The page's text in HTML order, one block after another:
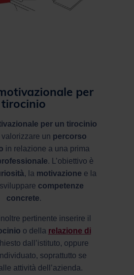
per
tirocinio
per un tirocinio
un percorso
in relazione a una prima
. L’obiettivo è
, la motivazione e la
competenze
concrete.
pertinente inserire il
o della relazione di
dall’istituto, oppure
soprattutto se
attività dell’azienda.